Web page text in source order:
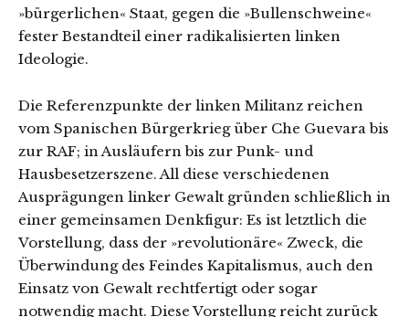
»bürgerlichen« Staat, gegen die »Bullenschweine«
fester Bestandteil einer radikalisierten linken
Ideologie.
Die Referenzpunkte der linken Militanz reichen
vom Spanischen Bürgerkrieg über Che Guevara bis
zur RAF; in Ausläufern bis zur Punk- und
Hausbesetzerszene. All diese verschiedenen
Ausprägungen linker Gewalt gründen schließlich in
einer gemeinsamen Denkfigur: Es ist letztlich die
Vorstellung, dass der »revolutionäre« Zweck, die
Überwindung des Feindes Kapitalismus, auch den
Einsatz von Gewalt rechtfertigt oder sogar
notwendig macht. Diese Vorstellung reicht zurück